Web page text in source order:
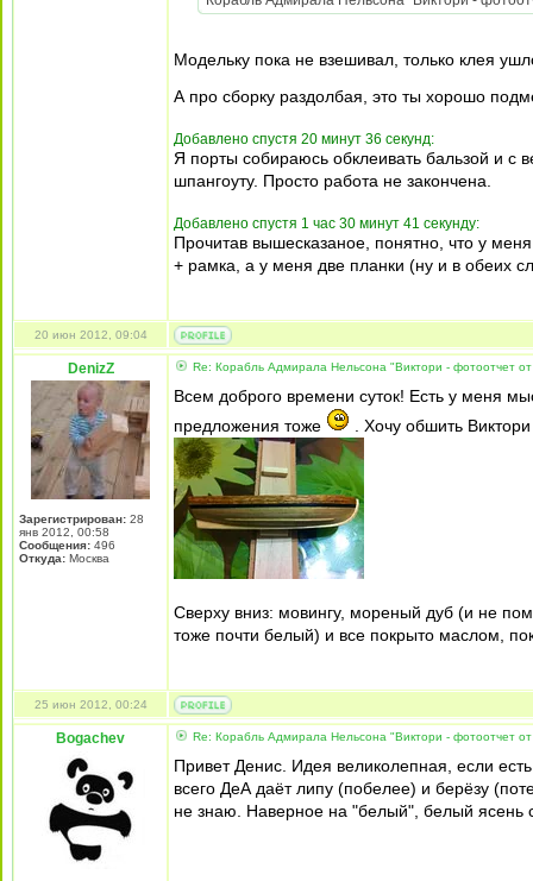
Модельку пока не взешивал, только клея
А про сборку раздолбая, это ты хорошо
Добавлено спустя 20 минут 36 секунд:
Я порты собираюсь обклеивать бальзой и с
шпангоуту. Просто работа не закончена.
Добавлено спустя 1 час 30 минут 41 секунду:
Прочитав вышесказаное, понятно, что у
+ рамка, а у меня две планки (ну и в обеих
20 июн 2012, 09:04
DenizZ
Зарегистрирован: 28
янв 2012, 00:58
Сообщения: 496
Откуда: Москва
Re: Корабль Адмирала Нельсона "Виктори - фотоотчет от
Всем доброго времени суток! Есть у меня
предложения тоже
. Хочу обшить
Сверху вниз: мовингу, мореный дуб (и не
тоже почти белый) и все покрыто маслом,
25 июн 2012, 00:24
Bogachev Re: Корабль Адмирала Нельсона "Виктори - фотоотчет от
Привет Денис. Идея великолепная, если
всего ДеА даёт липу (побелее) и берёзу
не знаю. Наверное на "белый", белый ясень